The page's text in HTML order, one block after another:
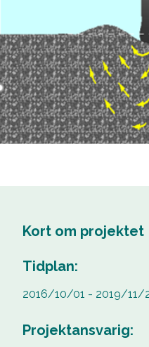
Kort om projektet
Tidplan:
2016/10/01 - 2019/11/
Projektansvarig: